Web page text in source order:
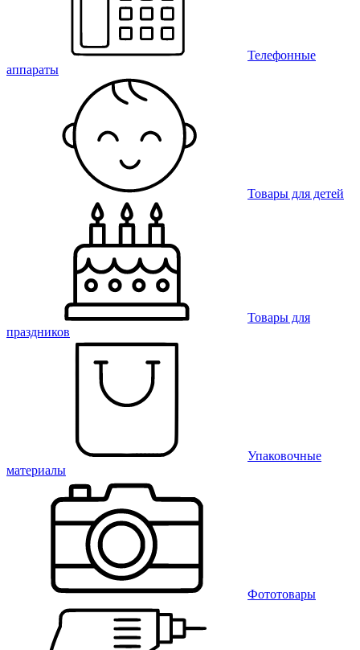
Телефонные
аппараты
Товары для детей
Товары для
праздников
Упаковочные
материалы
Фототовары